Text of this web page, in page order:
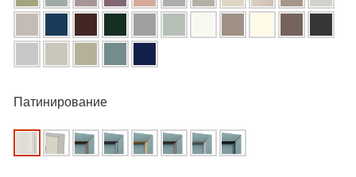
Патинирование